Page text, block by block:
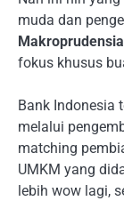
muda dan
fokus khusus
Bank Indonesia
melalui
matching
UMKM yang
lebih wow lagi,